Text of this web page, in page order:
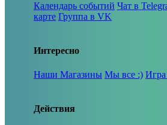
Календарь событий Чат в
карте Группа в VK
Интересно
Наши Магазины Мы все :) Игра
Действия